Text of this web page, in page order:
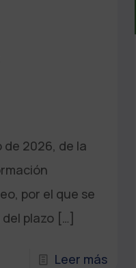
2026, de la
por el que se
plazo […]
Leer más